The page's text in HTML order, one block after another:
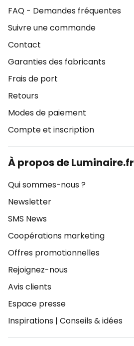
FAQ - Demandes fréquentes
Suivre une commande
Contact
Garanties des fabricants
Frais de port
Retours
Modes de paiement
Compte et inscription
À propos de Luminaire.fr
Qui sommes-nous ?
Newsletter
SMS News
Coopérations marketing
Offres promotionnelles
Rejoignez-nous
Avis clients
Espace presse
Inspirations | Conseils & idées